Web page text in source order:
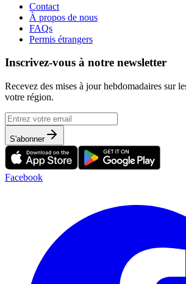
Contact
À propos de nous
FAQs
Permis étrangers
Inscrivez-vous à notre newsletter
Recevez des mises à jour hebdomadaires sur
votre région.
S'abonner
Facebook